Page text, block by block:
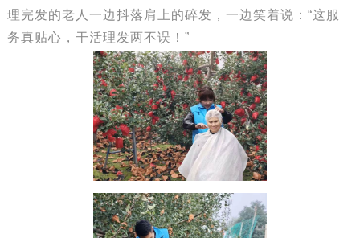
理完发的老人一边抖落肩上的碎发，一边笑着说：“这服
务真贴心，干活理发两不误！”